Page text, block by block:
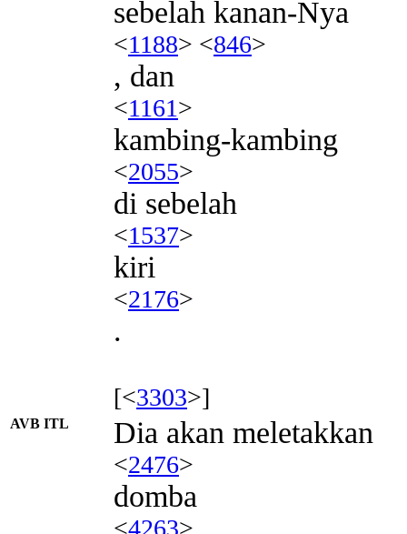
sebelah kanan-Nya
<1188> <846>
, dan
<1161>
kambing-kambing
<2055>
di sebelah
<1537>
kiri
<2176>
.
[<3303>]
AVB ITL Dia akan meletakkan
<2476>
domba
<4263>